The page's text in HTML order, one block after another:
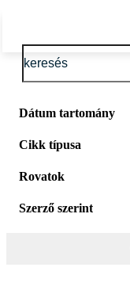
Dátum tartomány
Cikk típusa
Rovatok
Szerző szerint